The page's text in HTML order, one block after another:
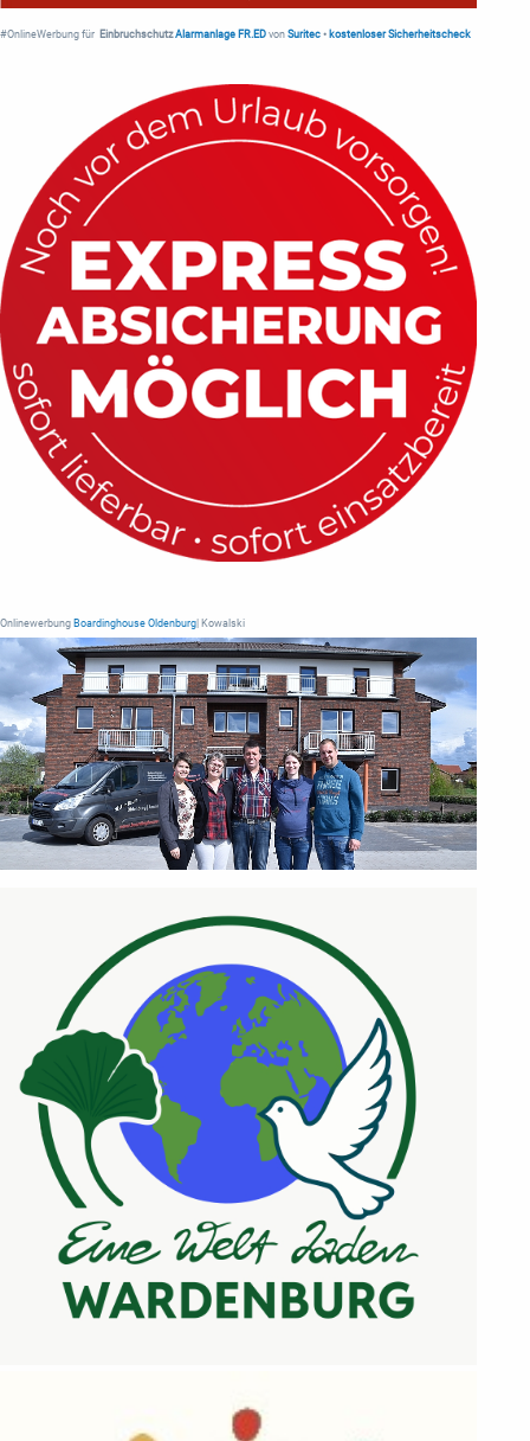
#OnlineWerbung für Einbruchschutz Alarmanlage FR.ED von Suritec • kostenloser Sicherheitscheck
Onlinewerbung Boardinghouse Oldenburg | Kowalski